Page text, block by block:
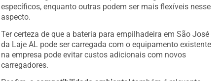
aspecto.
Ter certeza de que a bateria para empilhadeira em São José
da Laje AL pode ser carregada com o equipamento existente
na empresa pode evitar custos adicionais com novos
carregadores.